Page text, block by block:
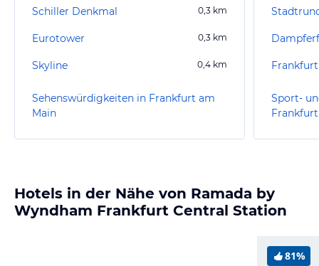
Schiller Denkmal 0,3 km
Eurotower 0,3 km
Skyline 0,4 km
Sehenswürdigkeiten in Frankfurt am
Main
Sport-
Hotels in der Nähe von Ramada by
Wyndham Frankfurt Central Station
81%